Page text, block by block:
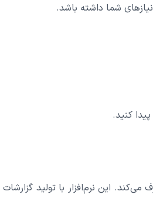
نیازهای شما داشته باشد.
کنید.
می‌کند. این نرم‌افزار با تولید